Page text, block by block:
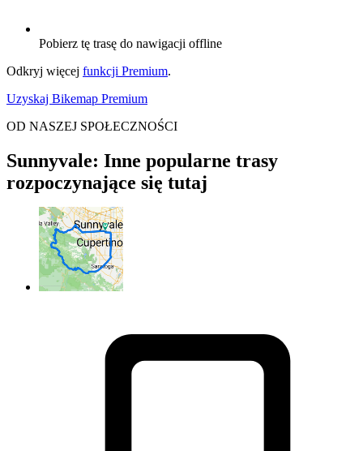
Pobierz tę trasę do nawigacji offline
Odkryj więcej funkcji Premium.
Uzyskaj Bikemap Premium
OD NASZEJ SPOŁECZNOŚCI
Sunnyvale: Inne popularne trasy
rozpoczynające się tutaj